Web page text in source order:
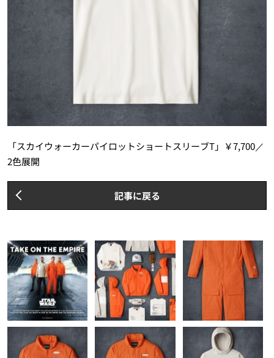
「スカイウォーカーパイロットショートスリーブT」￥7,700／
2色展開
記事に戻る